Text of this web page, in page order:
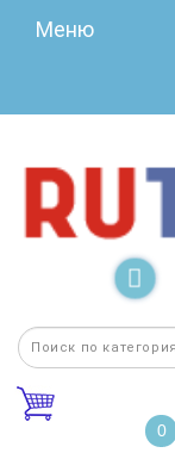
Меню
0